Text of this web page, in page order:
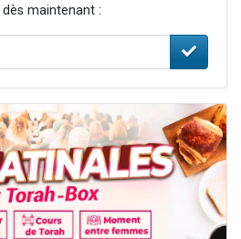
maintenant :